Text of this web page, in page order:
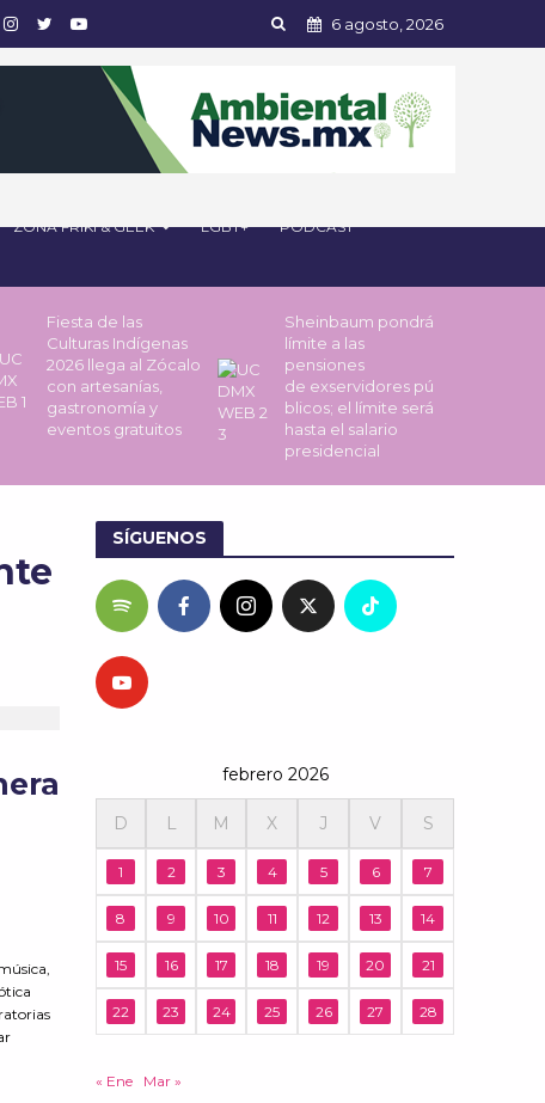
6 agosto, 2026
ZONA FRIKI & GEEK LGBT+ PODCAST
Fiesta de las
Culturas Indígenas
2026 llega al Zócalo
con artesanías,
gastronomía y
eventos gratuitos
Sheinbaum pondrá
límite a las
pensiones
de exservidores pú
blicos; el límite será
hasta el salario
presidencial
SÍGUENOS
febrero 2026
D L M X J V S
1 2 3 4 5 6 7
8 9 10 11 12 13 14
15 16 17 18 19 20 21
22 23 24 25 26 27 28
« Ene Mar »